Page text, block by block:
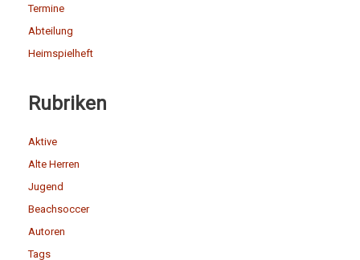
Termine
Abteilung
Heimspielheft
Rubriken
Aktive
Alte Herren
Jugend
Beachsoccer
Autoren
Tags